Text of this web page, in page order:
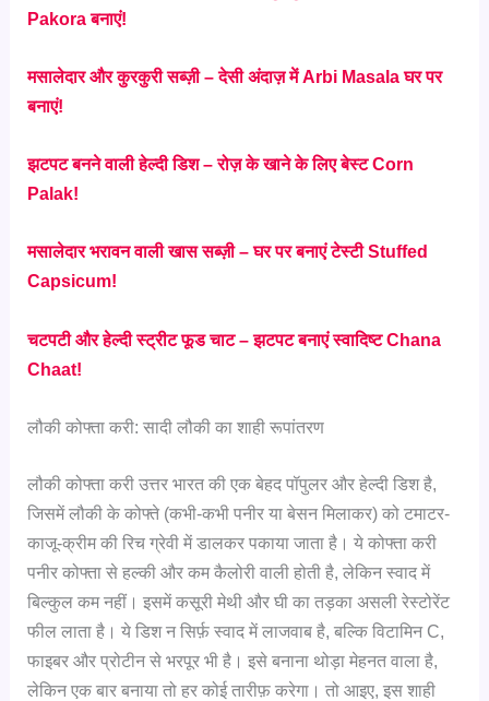
Pakora बनाएं!
मसालेदार और कुरकुरी सब्ज़ी – देसी अंदाज़ में Arbi Masala घर पर
बनाएं!
झटपट बनने वाली हेल्दी डिश – रोज़ के खाने के लिए बेस्ट Corn
Palak!
मसालेदार भरावन वाली खास सब्ज़ी – घर पर बनाएं टेस्टी Stuffed
Capsicum!
चटपटी और हेल्दी स्ट्रीट फूड चाट – झटपट बनाएं स्वादिष्ट Chana
Chaat!
लौकी कोफ्ता करी: सादी लौकी का शाही रूपांतरण
लौकी कोफ्ता करी उत्तर भारत की एक बेहद पॉपुलर और हेल्दी डिश है,
जिसमें लौकी के कोफ्ते (कभी-कभी पनीर या बेसन मिलाकर) को टमाटर-
काजू-क्रीम की रिच ग्रेवी में डालकर पकाया जाता है। ये कोफ्ता करी
पनीर कोफ्ता से हल्की और कम कैलोरी वाली होती है, लेकिन स्वाद में
बिल्कुल कम नहीं। इसमें कसूरी मेथी और घी का तड़का असली रेस्टोरेंट
फील लाता है। ये डिश न सिर्फ़ स्वाद में लाजवाब है, बल्कि विटामिन C,
फाइबर और प्रोटीन से भरपूर भी है। इसे बनाना थोड़ा मेहनत वाला है,
लेकिन एक बार बनाया तो हर कोई तारीफ़ करेगा। तो आइए, इस शाही